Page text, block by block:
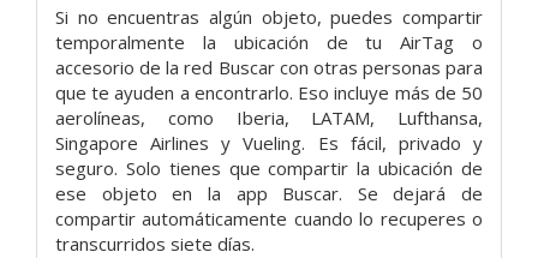
Si no encuentras algún objeto, puedes compartir
temporalmente la ubicación de tu AirTag o
accesorio de la red Buscar con otras personas para
que te ayuden a encontrarlo. Eso incluye más de 50
aerolíneas, como Iberia, LATAM, Lufthansa,
Singapore Airlines y Vueling. Es fácil, privado y
seguro. Solo tienes que compartir la ubicación de
ese objeto en la app Buscar. Se dejará de
compartir automáticamente cuando lo recuperes o
transcurridos siete días.